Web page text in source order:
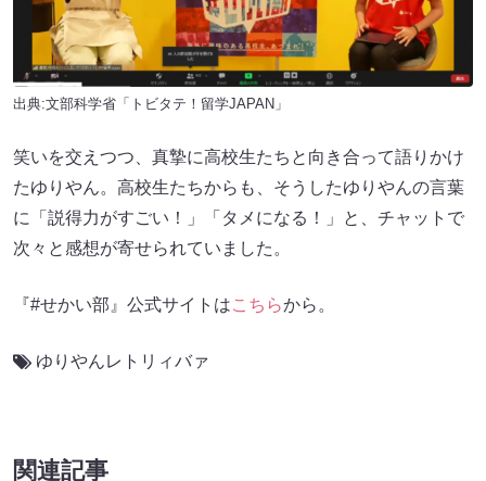
出典:文部科学省「トビタテ！留学JAPAN」
笑いを交えつつ、真摯に高校生たちと向き合って語りかけ
たゆりやん。高校生たちからも、そうしたゆりやんの言葉
に「説得力がすごい！」「タメになる！」と、チャットで
次々と感想が寄せられていました。
『#せかい部』公式サイトはこちらから。
ゆりやんレトリィバァ
関連記事